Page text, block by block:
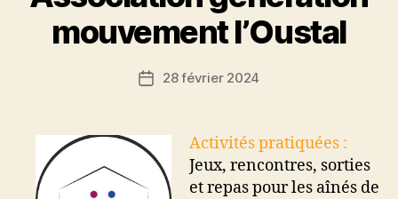
mouvement l’Oustal
Date28 février 2024
Activités pratiquées :
Jeux, rencontres, sorties
et repas pour les aînés de